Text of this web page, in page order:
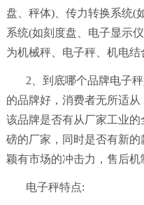
盘、秤体)、传力转换系统(
系统(如刻度盘、电子显示
为机械秤、电子秤、机电结
2 、到底哪个品牌电子秤
的品牌好，消费者无所适
该品牌是否有从厂家工业
磅的厂家，同时是否有新
颖有市场的冲击力，售后机
电子秤特点: